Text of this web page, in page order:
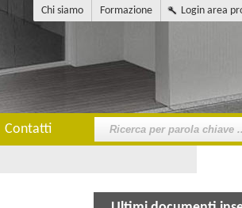
Chi siamo Formazione Login area
Contatti